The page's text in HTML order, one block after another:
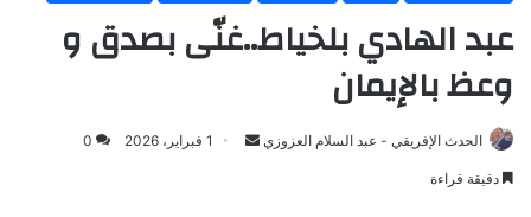
عبد الهادي بلخياط..غنّى بصدق و
وعظ بالإيمان
الحدث الإفريقي - عبد السلام العزوزي
Send 1 فبراير، 2026 0
دقيقة قراءة